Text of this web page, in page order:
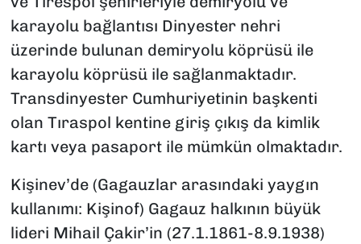
karayolu bağlantısı Dinyester nehri
üzerinde bulunan demiryolu köprüsü ile
karayolu köprüsü ile sağlanmaktadır.
Transdinyester Cumhuriyetinin başkenti
olan Tıraspol kentine giriş çıkış da kimlik
kartı veya pasaport ile mümkün olmaktadır.
Kişinev’de (Gagauzlar arasındaki yaygın
kullanımı: Kişinof) Gagauz halkının büyük
lideri Mihail Çakir’in (27.1.1861-8.9.1938)